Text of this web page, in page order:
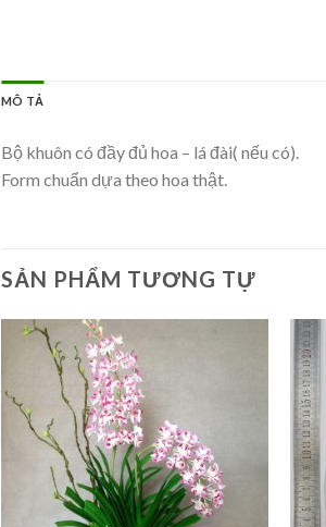
MÔ TẢ
Bộ khuôn có đầy đủ hoa – lá đài( nếu có).
Form chuẩn dựa theo hoa thật.
SẢN PHẨM TƯƠNG TỰ